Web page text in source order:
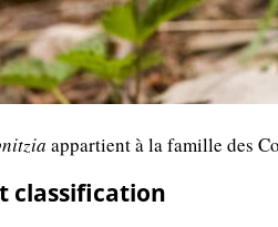
appartient à la famille des
classification